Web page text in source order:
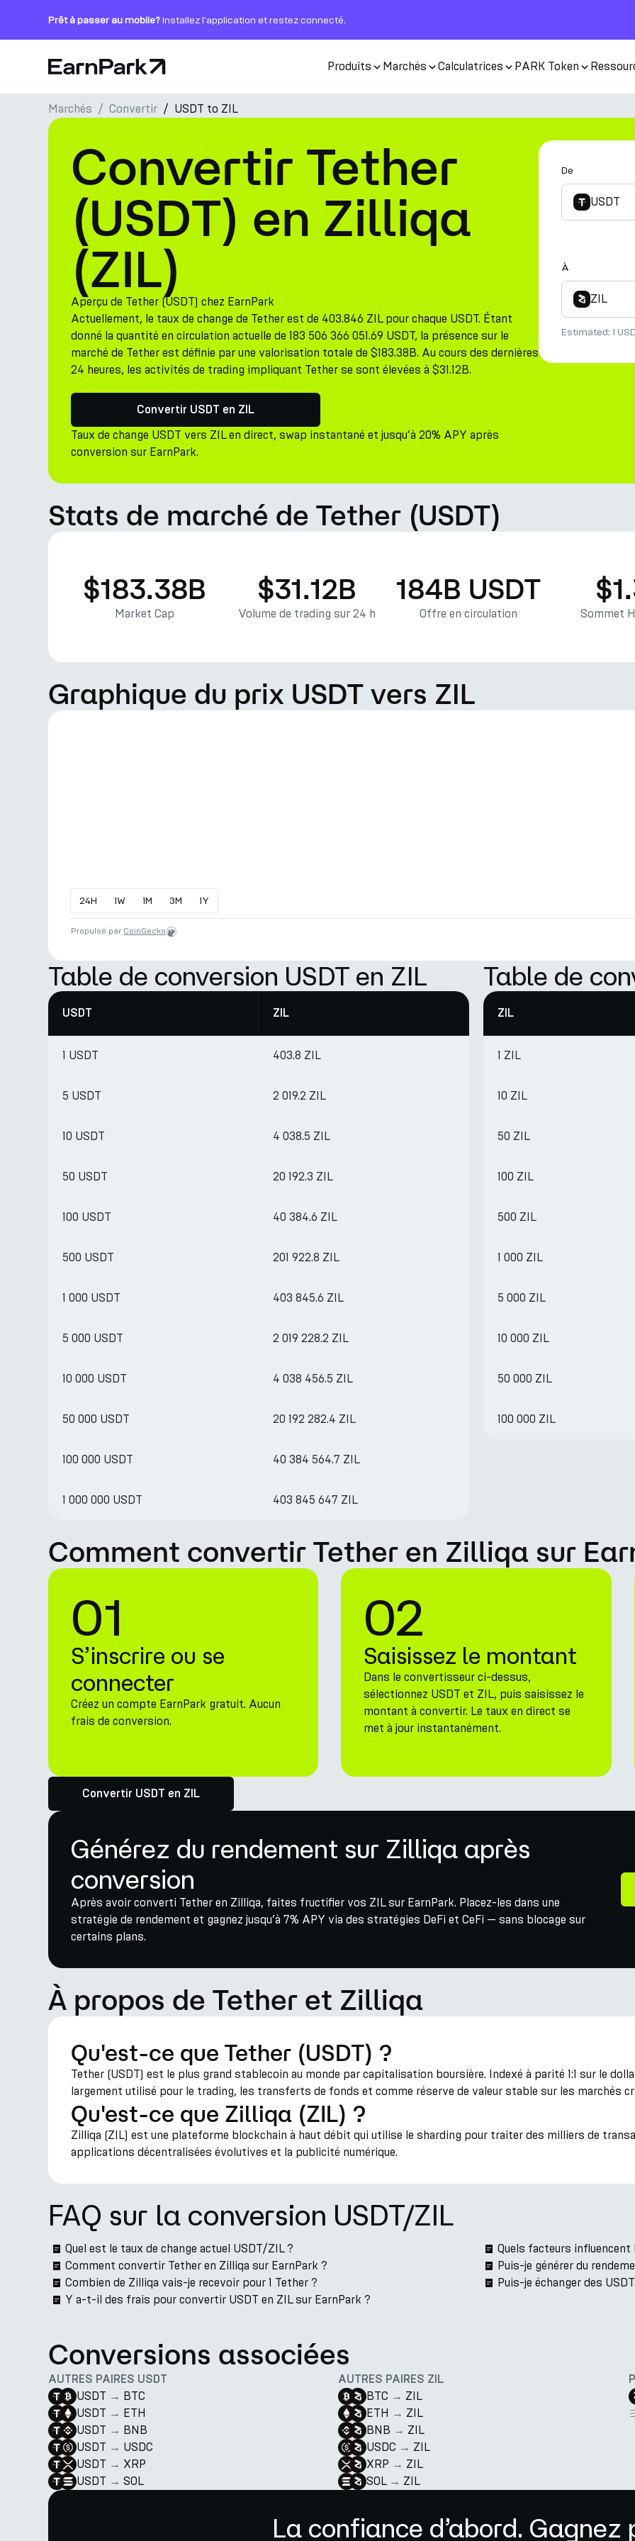
Prêt à passer au mobile?Installez l'application et restez connecté.
Page d'accueil Produits Marchés Calculatrices PARK Token
Produits
Marchés
Calculatrices
PARK Token
Ressources
Entreprise
Marchés Convertir USDT to ZIL
Convertir Tether
(USDT) en Zilliqa
(ZIL)
Aperçu de Tether (USDT) chez EarnPark
Actuellement, le taux de change de Tether est de 403.846 ZIL pour chaque USDT. Étant
donné la quantité en circulation actuelle de 183 506 366 051.69 USDT, la présence sur le
marché de Tether est définie par une valorisation totale de $183.38B. Au cours des dernières
24 heures, les activités de trading impliquant Tether se sont élevées à $31.12B.
Convertir USDT en ZIL
Taux de change USDT vers ZIL en direct, swap instantané et jusqu’à 20% APY après
conversion sur EarnPark.
De
USDT
À
ZIL
Estimated: 1
Stats de marché de Tether (USDT)
$183.38B
Market Cap
$31.12B
Volume de trading sur 24 h
184B USDT
Offre en circulation Sommet
Graphique du prix USDT vers ZIL
24H 1W 1M 3M 1Y
Propulsé par CoinGecko
Table de conversion USDT en ZIL
USDT ZIL
1 USDT 403.8 ZIL
5 USDT 2 019.2 ZIL
10 USDT 4 038.5 ZIL
50 USDT 20 192.3 ZIL
100 USDT 40 384.6 ZIL
500 USDT 201 922.8 ZIL
1 000 USDT 403 845.6 ZIL
5 000 USDT 2 019 228.2 ZIL
10 000 USDT 4 038 456.5 ZIL
50 000 USDT 20 192 282.4 ZIL
100 000 USDT 40 384 564.7 ZIL
1 000 000 USDT 403 845 647 ZIL
Table de
ZIL
1 ZIL
10 ZIL
50 ZIL
100 ZIL
500 ZIL
1 000 ZIL
5 000 ZIL
10 000 ZIL
50 000 ZIL
100 000 ZIL
Comment convertir Tether en Zilliqa sur
01
S’inscrire ou se
connecter
Créez un compte EarnPark gratuit. Aucun
frais de conversion.
02
Saisissez le montant
Dans le convertisseur ci-dessus,
sélectionnez USDT et ZIL, puis saisissez le
montant à convertir. Le taux en direct se
met à jour instantanément.
Convertir USDT en ZIL
Générez du rendement sur Zilliqa après
conversion
Après avoir converti Tether en Zilliqa, faites fructifier vos ZIL sur EarnPark. Placez-les dans une
stratégie de rendement et gagnez jusqu’à 7% APY via des stratégies DeFi et CeFi — sans blocage sur
certains plans.
À propos de Tether et Zilliqa
Qu'est-ce que Tether (USDT) ?
Tether (USDT) est le plus grand stablecoin au monde par capitalisation boursière. Indexé à parité 1:1 sur le
largement utilisé pour le trading, les transferts de fonds et comme réserve de valeur stable sur les marchés
Qu'est-ce que Zilliqa (ZIL) ?
Zilliqa (ZIL) est une plateforme blockchain à haut débit qui utilise le sharding pour traiter des milliers de
applications décentralisées évolutives et la publicité numérique.
FAQ sur la conversion USDT/ZIL
Quel est le taux de change actuel USDT/ZIL ?
Comment convertir Tether en Zilliqa sur EarnPark ?
Combien de Zilliqa vais-je recevoir pour 1 Tether ?
Y a-t-il des frais pour convertir USDT en ZIL sur EarnPark ?
Quels facteurs influencent
Puis-je générer du
Puis-je échanger des
Conversions associées
AUTRES PAIRES USDT
USDT → BTC
USDT → ETH
USDT → BNB
USDT → USDC
USDT → XRP
USDT → SOL
AUTRES PAIRES ZIL
BTC → ZIL
ETH → ZIL
BNB → ZIL
USDC → ZIL
XRP → ZIL
SOL → ZIL
La confiance d’abord. Gagnez